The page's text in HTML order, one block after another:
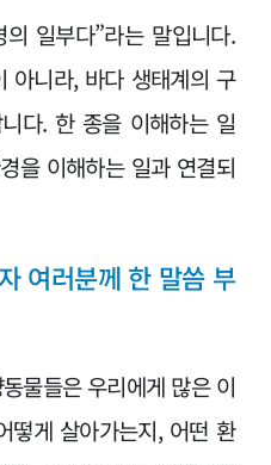
일부다”라는 말입니다.
아니라, 바다 생태계의 구
다. 한 종을 이해하는 일
을 이해하는 일과 연결되
여러분께 한 말씀 부
물들은 우리에게 많은 이
떻게 살아가는지, 어떤 환